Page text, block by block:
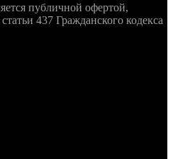
публичной офертой,
437 Гражданского кодекса